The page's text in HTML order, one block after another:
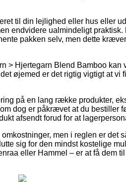
til din lejlighed eller hus eller
endvidere ualmindeligt
pakken selv, men dette
> Hjertegarn Blend Bamboo
øjemed er det rigtig vigtigt at vi
på en lang række produkter,
dog er påkrævet at du bestiller
afsendt forud for at
men i reglen er det
sig for den mindst kostelige
eller Hammel – er at få dem